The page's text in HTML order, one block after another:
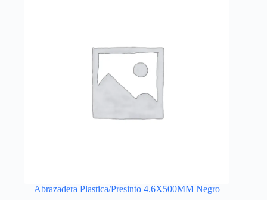
Abrazadera Plastica/Presinto 4.6X500MM Negro